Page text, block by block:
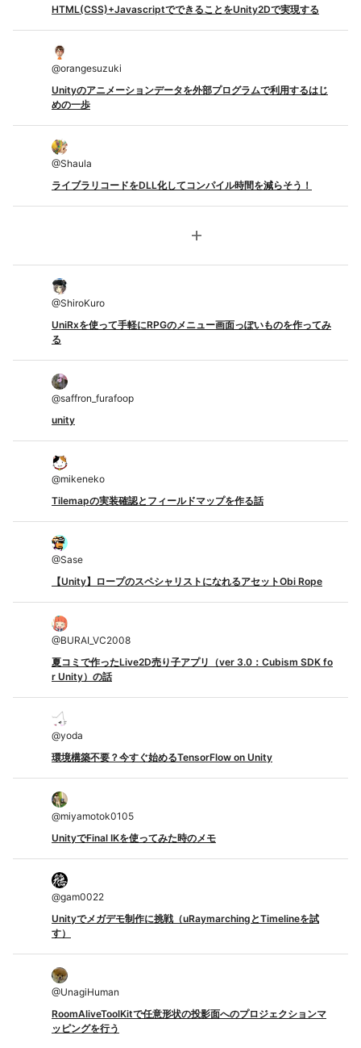
HTML(CSS)+JavascriptでできることをUnity2Dで実現する
@orangesuzuki
Unityのアニメーションデータを外部プログラムで利用するはじ
めの一歩
@Shaula
ライブラリコードをDLL化してコンパイル時間を減らそう！
add
@ShiroKuro
UniRxを使って手軽にRPGのメニュー画面っぽいものを作ってみ
る
@saffron_furafoop
unity
@mikeneko
Tilemapの実装確認とフィールドマップを作る話
@Sase
【Unity】ロープのスペシャリストになれるアセットObi Rope
@BURAI_VC2008
夏コミで作ったLive2D売り子アプリ（ver 3.0：Cubism SDK fo
r Unity）の話
@yoda
環境構築不要？今すぐ始めるTensorFlow on Unity
@miyamotok0105
UnityでFinal IKを使ってみた時のメモ
@gam0022
Unityでメガデモ制作に挑戦（uRaymarchingとTimelineを試
す）
@UnagiHuman
RoomAliveToolKitで任意形状の投影面へのプロジェクションマ
ッピングを行う